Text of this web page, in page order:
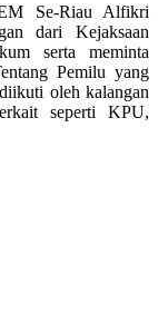
Se-Riau Alfikri
dari Kejaksaan
serta meminta
Pemilu yang
oleh kalangan
seperti KPU,